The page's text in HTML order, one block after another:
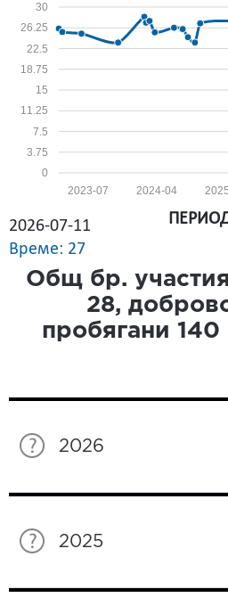
0
3.75
7.5
11.25
15
18.75
22.5
26.25
30
2024-04
2023-07
2026-07-11
Време: 27
Общ бр.
28,
пробягани 140
2026
2025